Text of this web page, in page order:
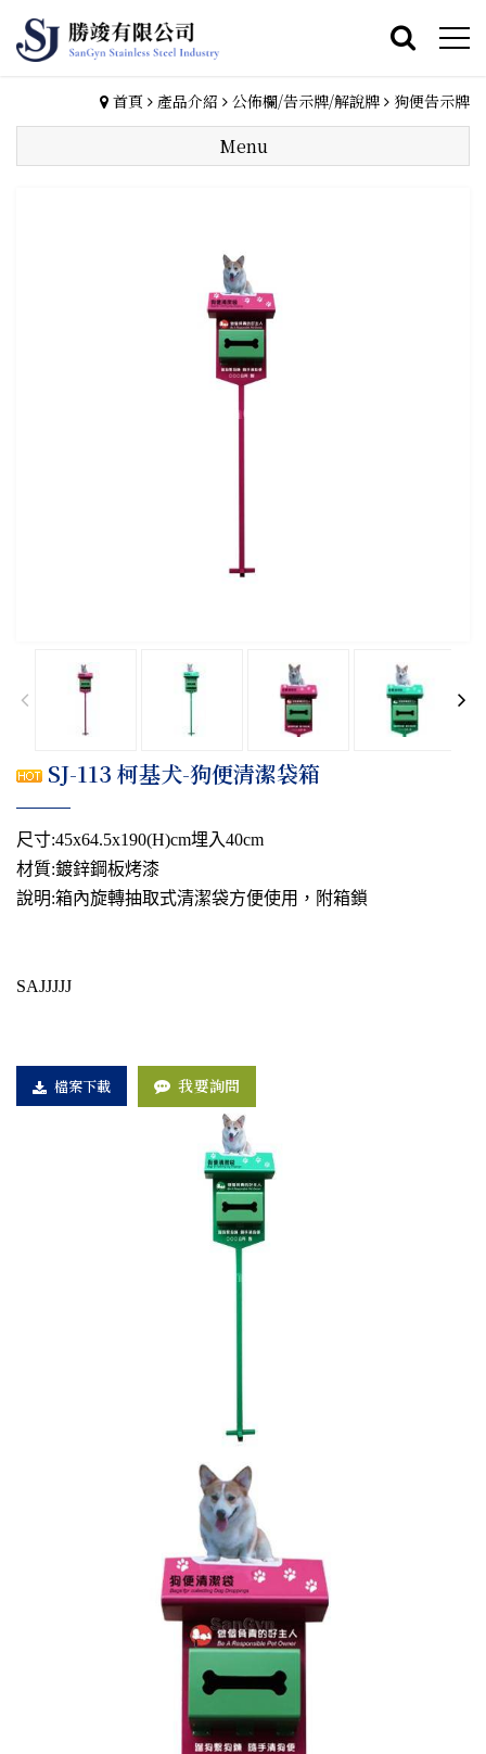
首頁 產品介紹 公佈欄/告示牌/解說牌 狗便告示牌
Menu
SJ-113 柯基犬-狗便清潔袋箱
尺寸:45x64.5x190(H)cm埋入40cm
材質:鍍鋅鋼板烤漆
說明:箱內旋轉抽取式清潔袋方便使用，附箱鎖
SAJJJJJ
檔案下載 我要詢問